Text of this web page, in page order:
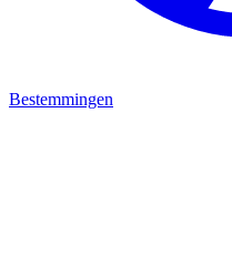
Bestemmingen